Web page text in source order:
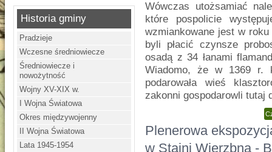
Historia gminy
Pradzieje
Wczesne średniowiecze
Średniowiecze i
nowożytność
Wojny XV-XIX w.
I Wojna Światowa
Okres międzywojenny
II Wojna Światowa
Lata 1945-1954
Wówczas utożsamiać
które pospolicie
wzmiankowane jest w
byli płacić czynsze
osadą z 34 łanami
Wiadomo, że w 1369 r.
podarowała wieś
zakonni gospodarowli tutaj
Plenerowa
w Stajni Wierzbna -